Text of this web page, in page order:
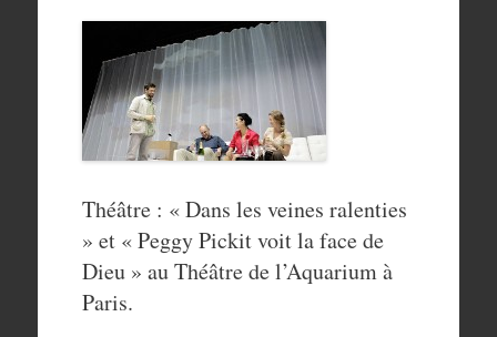
Théâtre : « Dans les veines ralenties
» et « Peggy Pickit voit la face de
Dieu » au Théâtre de l’Aquarium à
Paris.